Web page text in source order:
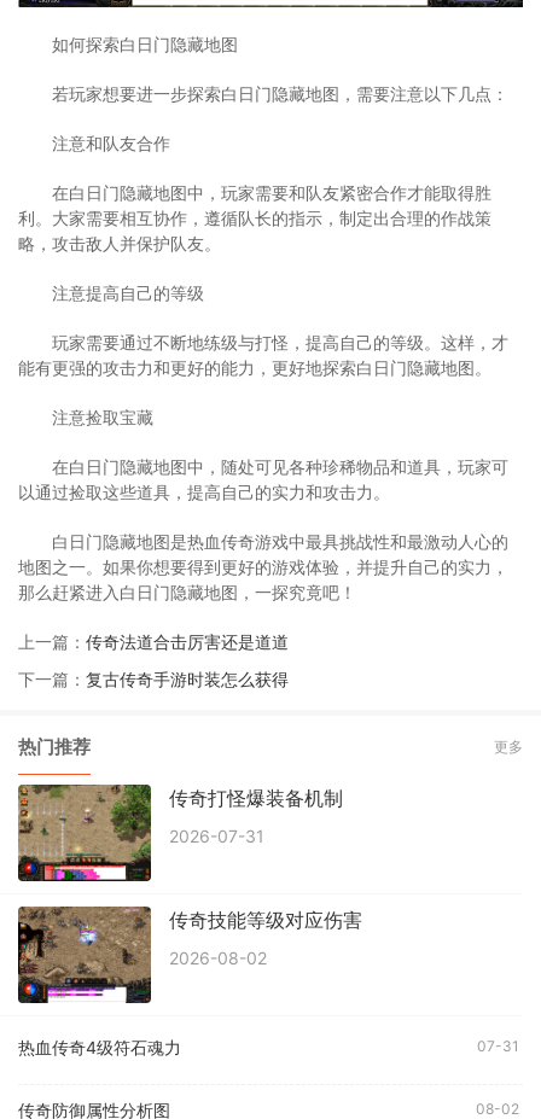
如何探索白日门隐藏地图
若玩家想要进一步探索白日门隐藏地图，需要注意以下几点：
注意和队友合作
在白日门隐藏地图中，玩家需要和队友紧密合作才能取得胜
利。大家需要相互协作，遵循队长的指示，制定出合理的作战策
略，攻击敌人并保护队友。
注意提高自己的等级
玩家需要通过不断地练级与打怪，提高自己的等级。这样，才
能有更强的攻击力和更好的能力，更好地探索白日门隐藏地图。
注意捡取宝藏
在白日门隐藏地图中，随处可见各种珍稀物品和道具，玩家可
以通过捡取这些道具，提高自己的实力和攻击力。
白日门隐藏地图是热血传奇游戏中最具挑战性和最激动人心的
地图之一。如果你想要得到更好的游戏体验，并提升自己的实力，
那么赶紧进入白日门隐藏地图，一探究竟吧！
上一篇： 传奇法道合击厉害还是道道
下一篇： 复古传奇手游时装怎么获得
热门推荐 更多
传奇打怪爆装备机制
2026-07-31
传奇技能等级对应伤害
2026-08-02
热血传奇4级符石魂力 07-31
传奇防御属性分析图 08-02